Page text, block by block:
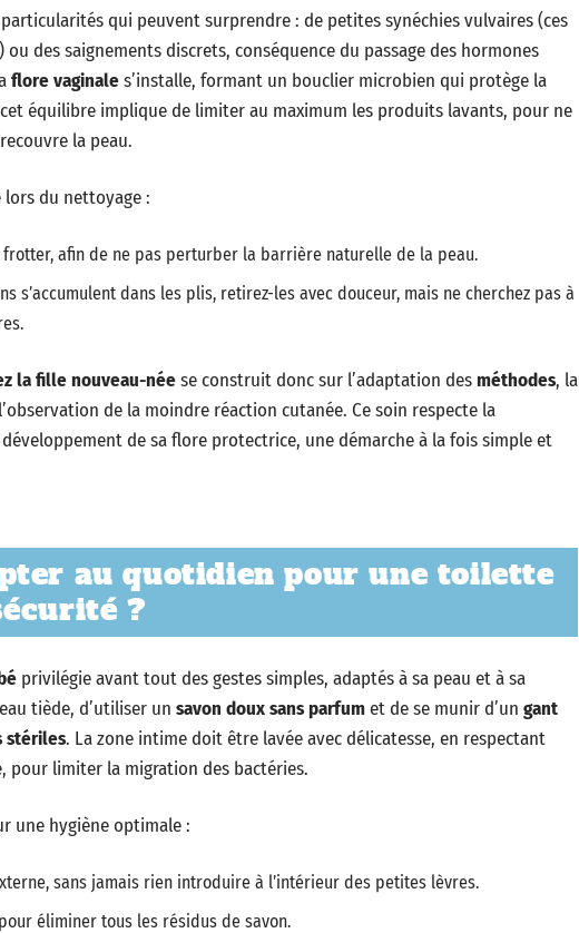
qui peuvent surprendre : de petites synéchies vulvaires (ces
des saignements discrets, conséquence du passage des hormones
flore vaginales’installe, formant un bouclier microbien qui protège la
équilibre implique de limiter au maximum les produits lavants, pour ne
la peau.
du nettoyage :
frotter, afin de ne pas perturber la barrière naturelle de la peau.
s’accumulent dans les plis, retirez-les avec douceur, mais ne cherchez pas à
la fille nouveau-néese construit donc sur l’adaptation desméthodes, la
de la moindre réaction cutanée. Ce soin respecte la
de sa flore protectrice, une démarche à la fois simple et
au quotidien pour une toilette
?
privilégie avant tout des gestes simples, adaptés à sa peau et à sa
tiède, d’utiliser un savon doux sans parfumet de se munir d’un gant
stériles. La zone intime doit être lavée avec délicatesse, en respectant
pour limiter la migration des bactéries.
une hygiène optimale :
sans jamais rien introduire à l’intérieur des petites lèvres.
éliminer tous les résidus de savon.